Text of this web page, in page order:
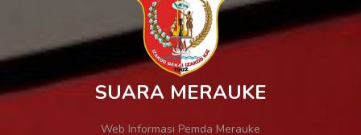
SUARA MERAUKE
Web Informasi Pemda Merauke